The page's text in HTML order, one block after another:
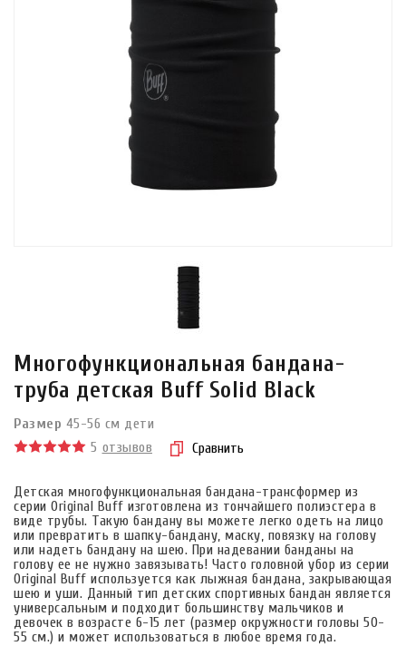
Многофункциональная бандана-
труба детская Buff Solid Black
Размер 45-56 см дети
5 отзывов Сравнить
Детская многофункциональная бандана-трансформер из
серии Original Buff изготовлена из тончайшего полиэстера в
виде трубы. Такую бандану вы можете легко одеть на лицо
или превратить в шапку-бандану, маску, повязку на голову
или надеть бандану на шею. При надевании банданы на
голову ее не нужно завязывать! Часто головной убор из серии
Original Buff используется как лыжная бандана, закрывающая
шею и уши. Данный тип детских спортивных бандан является
универсальным и подходит большинству мальчиков и
девочек в возрасте 6-15 лет (размер окружности головы 50-
55 см.) и может использоваться в любое время года.